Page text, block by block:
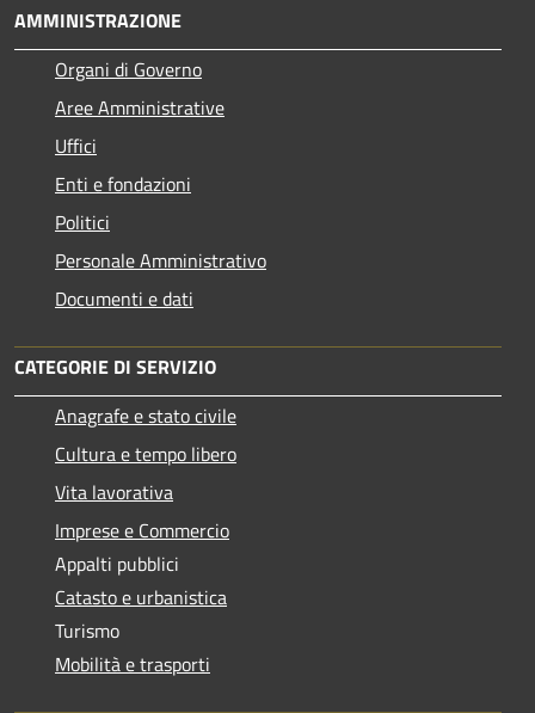
AMMINISTRAZIONE
Organi di Governo
Aree Amministrative
Uffici
Enti e fondazioni
Politici
Personale Amministrativo
Documenti e dati
CATEGORIE DI SERVIZIO
Anagrafe e stato civile
Cultura e tempo libero
Vita lavorativa
Imprese e Commercio
Appalti pubblici
Catasto e urbanistica
Turismo
Mobilità e trasporti